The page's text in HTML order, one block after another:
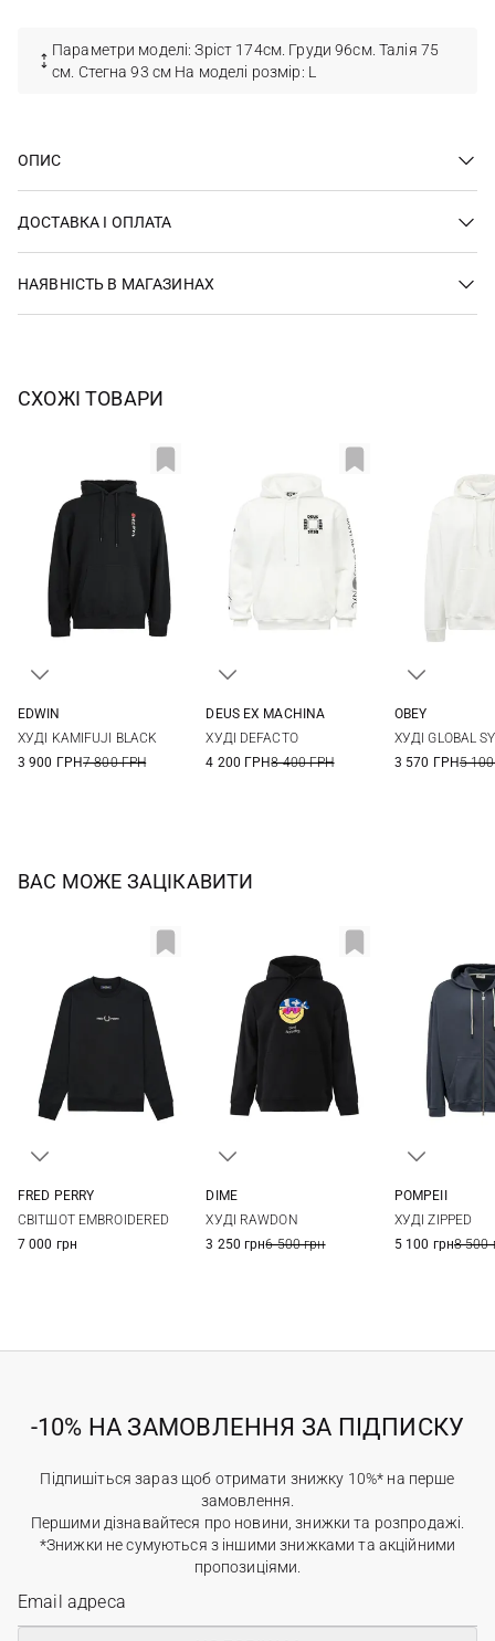
Параметри моделі: Зріст 174см. Груди 96см. Талія 75
см. Стегна 93 см На моделі розмір: L
ОПИС
ДОСТАВКА І ОПЛАТА
НАЯВНІСТЬ В МАГАЗИНАХ
СХОЖІ ТОВАРИ
XXL
EDWIN
ХУДІ KAMIFUJI BLACK
3 900 ГРН7 800 ГРН
DEUS EX MACHINА
ХУДІ DEFACTO
4 200 ГРН8 400 ГРН
OBEY
ХУДІ GLOBAL
3 570 ГРН5
ВАС МОЖЕ ЗАЦІКАВИТИ
FRED PERRY
СВІТШОТ EMBROIDERED
7 000 грн
DIME
ХУДІ RAWDON
3 250 грн6 500 грн
POMPEII
ХУДІ ZIPPED
5 100 грн8 500
-10% НА ЗАМОВЛЕННЯ ЗА ПІДПИСКУ
Підпишіться зараз щоб отримати знижку 10%* на перше
замовлення.
Першими дізнавайтеся про новини, знижки та розпродажі.
*Знижки не сумуються з іншими знижками та акційними
пропозиціями.